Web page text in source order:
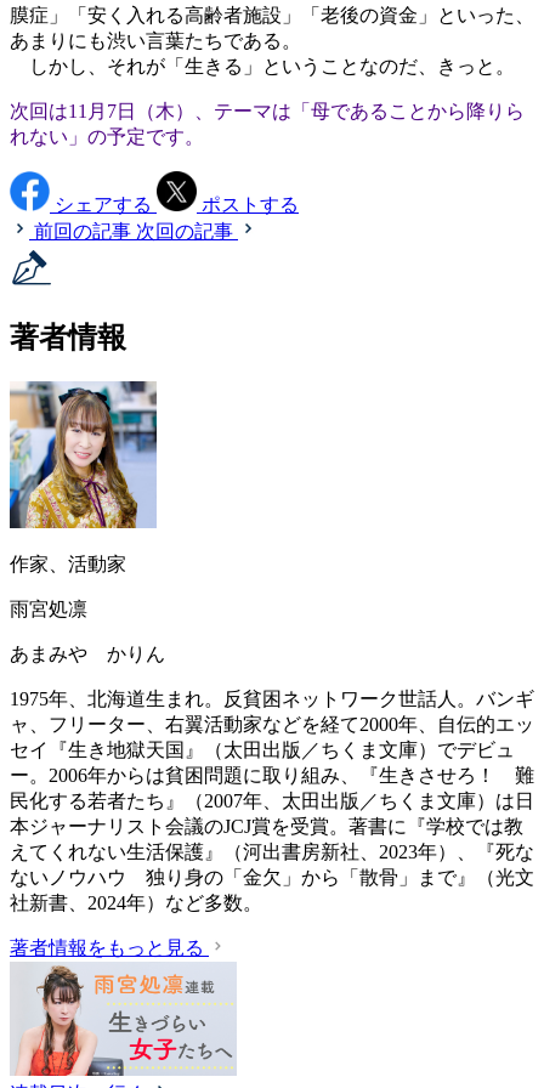
膜症」「安く入れる高齢者施設」「老後の資金」といった、
あまりにも渋い言葉たちである。
しかし、それが「生きる」ということなのだ、きっと。
次回は11月7日（木）、テーマは「母であることから降りら
れない」の予定です。
シェアする
ポストする
前回の記事 次回の記事
著者情報
作家、活動家
雨宮処凛
あまみや かりん
1975年、北海道生まれ。反貧困ネットワーク世話人。バンギ
ャ、フリーター、右翼活動家などを経て2000年、自伝的エッ
セイ『生き地獄天国』（太田出版／ちくま文庫）でデビュ
ー。2006年からは貧困問題に取り組み、『生きさせろ！ 難
民化する若者たち』（2007年、太田出版／ちくま文庫）は日
本ジャーナリスト会議のJCJ賞を受賞。著書に『学校では教
えてくれない生活保護』（‎河出書房新社、2023年）、『死な
ないノウハウ 独り身の「金欠」から「散骨」まで』（光文
社新書、2024年）など多数。
著者情報をもっと見る